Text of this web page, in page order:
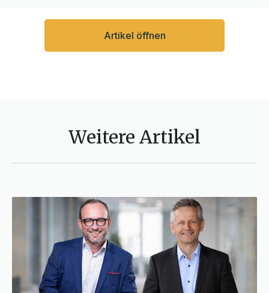
Artikel öffnen
Weitere Artikel